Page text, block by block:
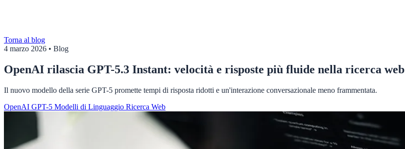
Torna al blog
4 marzo 2026 • Blog
OpenAI rilascia GPT-5.3 Instant: velocità e risposte più fluide nella ricerca web
Il nuovo modello della serie GPT-5 promette tempi di risposta ridotti e un'interazione conversazionale meno frammentata.
OpenAI GPT-5 Modelli di Linguaggio Ricerca Web